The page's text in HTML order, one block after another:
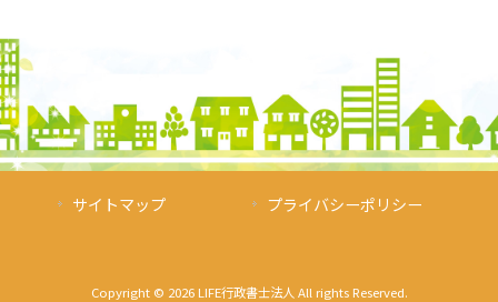
サイトマップ プライバシーポリシー
Copyright © 2026 LIFE行政書士法人 All rights Reserved.